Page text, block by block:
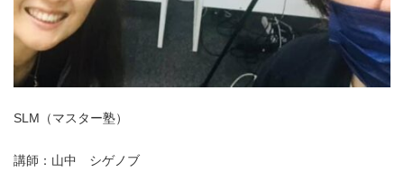
SLM（マスター塾）
講師：山中 シゲノブ